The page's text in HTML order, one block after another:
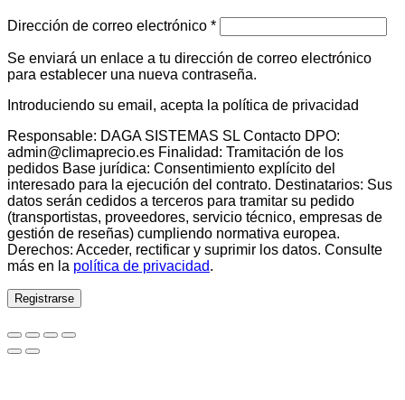
Dirección de correo electrónico *Obligatorio
Se enviará un enlace a tu dirección de correo electrónico
para establecer una nueva contraseña.
Introduciendo su email, acepta la política de privacidad
Responsable: DAGA SISTEMAS SL Contacto DPO:
admin@climaprecio.es Finalidad: Tramitación de los
pedidos Base jurídica: Consentimiento explícito del
interesado para la ejecución del contrato. Destinatarios: Sus
datos serán cedidos a terceros para tramitar su pedido
(transportistas, proveedores, servicio técnico, empresas de
gestión de reseñas) cumpliendo normativa europea.
Derechos: Acceder, rectificar y suprimir los datos. Consulte
más en la política de privacidad.
Registrarse